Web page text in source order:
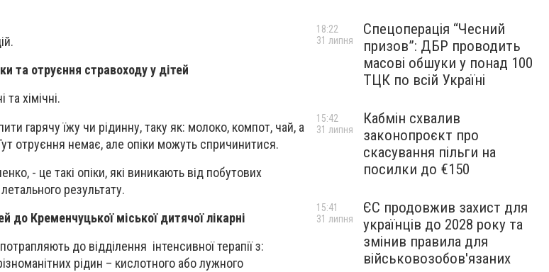
та отруєння стравоходу у дітей
хімічні.
гарячу їжу чи рідинну, таку як: молоко, компот, чай, а
отруєння немає, але опіки можуть спричинитися.
- це такі опіки, які виникають від побутових
результату.
до Кременчуцької міської дитячої лікарні
до відділення інтенсивної терапії з:
рідин – кислотного або лужного
Спецоперація “Чесний
призов”: ДБР проводить
масові обшуки у понад 100
ТЦК по всій Україні
18:22
31 липня
Кабмін схвалив
законопроєкт про
скасування пільги на
посилки до €150
15:42
31 липня
ЄС продовжив захист для
українців до 2028 року та
змінив правила для
військовозобов'язаних
15:41
31 липня